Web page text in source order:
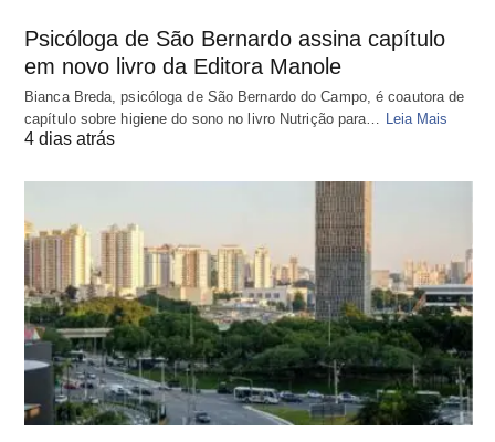
Psicóloga de São Bernardo assina capítulo
em novo livro da Editora Manole
Bianca Breda, psicóloga de São Bernardo do Campo, é coautora de
capítulo sobre higiene do sono no livro Nutrição para… Leia Mais
4 dias atrás